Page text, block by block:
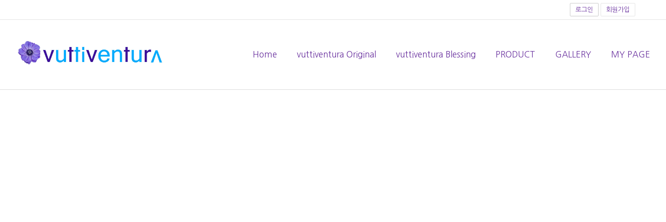
로그인 회원가입
Home vuttiventura Original vuttiventura Blessing PRODUCT GALLERY MY PAGE